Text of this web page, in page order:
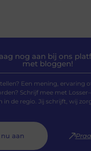
nog aan bij ons
met bloggen!
Een mening, ervaring
Schrijf mee met
in de regio. Jij schrijft, wij
aan